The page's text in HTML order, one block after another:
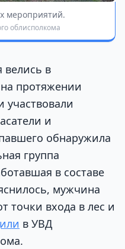
мероприятий.
облисполкома
в
протяжении
и
обнаружила
группа
в составе
мужчина
точки входа в лес и
в УВД